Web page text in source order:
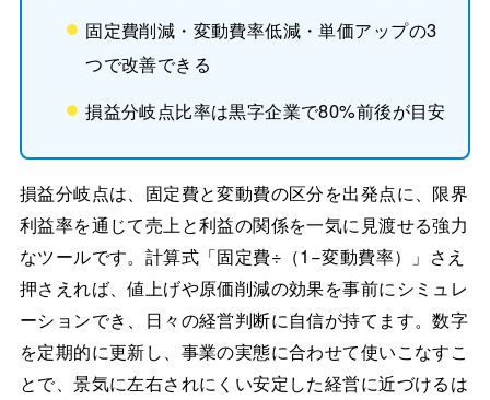
固定費削減・変動費率低減・単価アップの3
つで改善できる
損益分岐点比率は黒字企業で80%前後が目安
損益分岐点は、固定費と変動費の区分を出発点に、限界
利益率を通じて売上と利益の関係を一気に見渡せる強力
なツールです。計算式「固定費÷（1−変動費率）」さえ
押さえれば、値上げや原価削減の効果を事前にシミュレ
ーションでき、日々の経営判断に自信が持てます。数字
を定期的に更新し、事業の実態に合わせて使いこなすこ
とで、景気に左右されにくい安定した経営に近づけるは